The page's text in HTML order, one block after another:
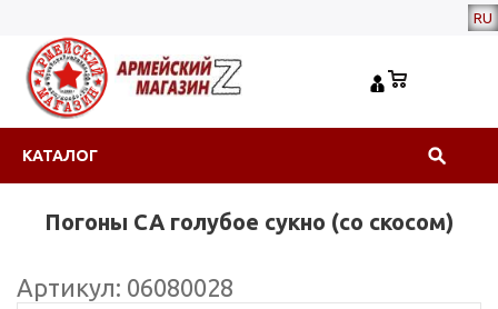
RU
КАТАЛОГ
Погоны СА голубое сукно (со скосом)
Артикул: 06080028